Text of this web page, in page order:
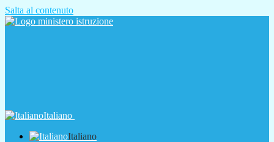
Salta al contenuto
Italiano
Italiano